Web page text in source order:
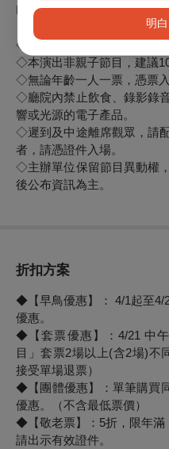
明
https://www.facebook.com/
◇演出全長100分鐘，無中場
◇本演出非親子節目，建議
◇無論年齡一人一票，憑票入
◇廳院內禁止飲食、錄影錄
響或光源的電子產品。
◇遲到及中途離席觀眾，請
者，請憑證件入場。
◇主辦單位保留節目異動權
後公布資訊為主。
折扣方案
◆【早鳥優惠】： 4/1起至4/
優惠。
◆【套票優惠】：4/21 中
目 」套票2場以上(含2場)不
接受單場退票）
◆【團體優惠】：單筆購買
優惠。（不含最低票價）
◆【敬老票】：5折，限年滿
請出示有效證件。